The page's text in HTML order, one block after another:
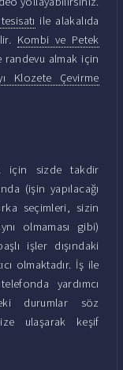
ile alakalıda
Kombi ve Petek
randevu almak için
Klozete Çevirme
için sizde takdir
(işin yapılacağı
seçimleri, sizin
olmaması gibi)
işler dışındaki
olmaktadır. İş ile
yardımcı
durumlar söz
ulaşarak keşif